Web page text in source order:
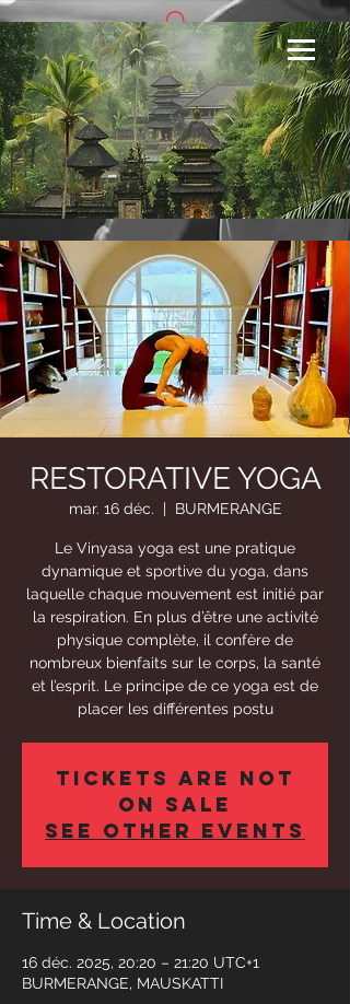
Se connecter
RESTORATIVE YOGA
mar. 16 déc.
  |
BURMERANGE
Le Vinyasa yoga est une pratique
dynamique et sportive du yoga, dans
laquelle chaque mouvement est initié par
la respiration. En plus d’être une activité
physique complète, il confère de
nombreux bienfaits sur le corps, la santé
et l’esprit. Le principe de ce yoga est de
placer les différentes postu
Tickets Are Not
on Sale
See other events
Time & Location
16 déc. 2025, 20:20 – 21:20 UTC+1
BURMERANGE, MAUSKATTI